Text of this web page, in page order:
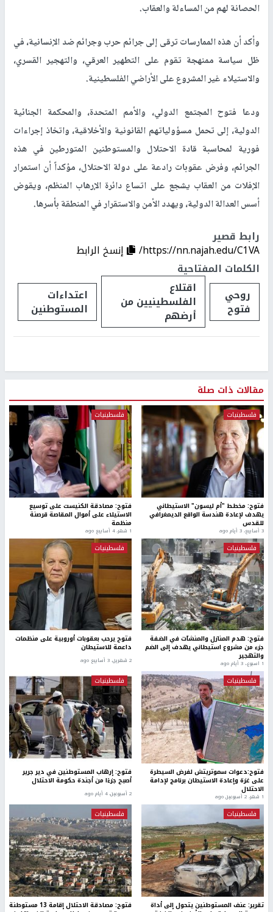
الحصانة لهم من المساءلة والعقاب.
وأكد أن هذه الممارسات ترقى إلى جرائم حرب وجرائم ضد الإنسانية، في
ظل سياسة ممنهجة تقوم على التطهير العرقي، والتهجير القسري،
والاستيلاء غير المشروع على الأراضي الفلسطينية.
ودعا فتوح المجتمع الدولي، والأمم المتحدة، والمحكمة الجنائية
الدولية، إلى تحمل مسؤولياتهم القانونية والأخلاقية، واتخاذ إجراءات
فورية لمحاسبة قادة الاحتلال والمستوطنين المتورطين في هذه
الجرائم، وفرض عقوبات رادعة على دولة الاحتلال، مؤكداً أن استمرار
الإفلات من العقاب يشجع على اتساع دائرة الإرهاب المنظم، ويقوض
أسس العدالة الدولية، ويهدد الأمن والاستقرار في المنطقة بأسرها.
رابط قصير
https://nn.najah.edu/C1VA/
إنسخ الرابط
الكلمات المفتاحية
روحي
فتوح
اقتلاع
الفلسطينيين من
أرضهم
اعتداءات
المستوطنين
مقالات ذات صلة
فلسطينيات
فتوح: مخطط "أم ليسون" الاستيطاني
يهدف لإعادة هندسة الواقع الديمغرافي
للقدس
3 أسابيع، 3 أيام ago
فلسطينيات
فتوح: مصادقة الكنيست على توسيع
الاستيلاء على أموال المقاصة قرصنة
منظمة
1 شهر، 4 أسابيع ago
فلسطينيات
فتوح: هدم المنازل والمنشآت في الضفة
جزء من مشروع استيطاني يهدف إلى الضم
والتهجير
1 اسبوع.، 3 أيام ago
فلسطينيات
فتوح يرحب بعقوبات أوروبية على منظمات
داعمة للاستيطان
2 شهرين، 3 أسابيع ago
فلسطينيات
فتوح:دعوات سموتريتش لفرض السيطرة
على غزة وإعادة الاستيطان برنامج لإدامة
الاحتلال
1 شهر، 2 أسبوعين ago
فلسطينيات
فتوح: إرهاب المستوطنين في دير جرير
أصبح جزءًا من أجندة حكومة الاحتلال
2 أسبوعين، 4 أيام ago
فلسطينيات
تقرير: عنف المستوطنين يتحول إلى أداة
فلسطينيات
فتوح: مصادقة الاحتلال إقامة 13 مستوطنة